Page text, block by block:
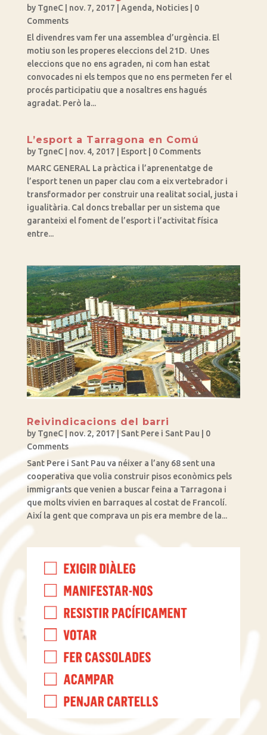
by TgneC| nov. 7, 2017 Agenda, Noticies| 0
Comments
El divendres vam fer una assemblea d’urgència. El
motiu son les properes eleccions del 21D. Unes
eleccions que no ens agraden, ni com han estat
convocades ni els tempos que no ens permeten fer el
procés participatiu que a nosaltres ens hagués
agradat. Però la...
L’esport a Tarragona en Comú
by TgneC| nov. 4, 2017 Esport| 0 Comments
MARC GENERAL La pràctica i l’aprenentatge de
l’esport tenen un paper clau com a eix vertebrador i
transformador per construir una realitat social, justa i
igualitària. Cal doncs treballar per un sistema que
garanteixi el foment de l’esport i l’activitat física
entre...
Reivindicacions del barri
by TgneC| nov. 2, 2017 Sant Pere i Sant Pau | 0
Comments
Sant Pere i Sant Pau va néixer a l’any 68 sent una
cooperativa que volia construir pisos econòmics pels
immigrants que venien a buscar feina a Tarragona i
que molts vivien en barraques al costat de Francolí.
Així la gent que comprava un pis era membre de la...